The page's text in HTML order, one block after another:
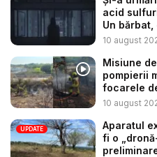
acid
Un
Ce...
10 august
Misiune
pompierii
focarele
10 august
UPDATE
Aparatul
fi o